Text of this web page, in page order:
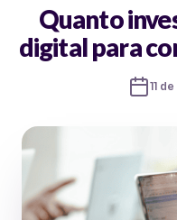
Quanto
digital para
11